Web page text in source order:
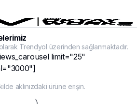
Trendyol üzerinden sağlanmaktadır.
limit="25"
aklınızdaki ürüne erişin.